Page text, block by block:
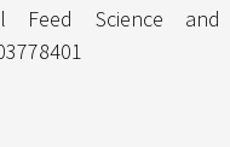
Feed Science and